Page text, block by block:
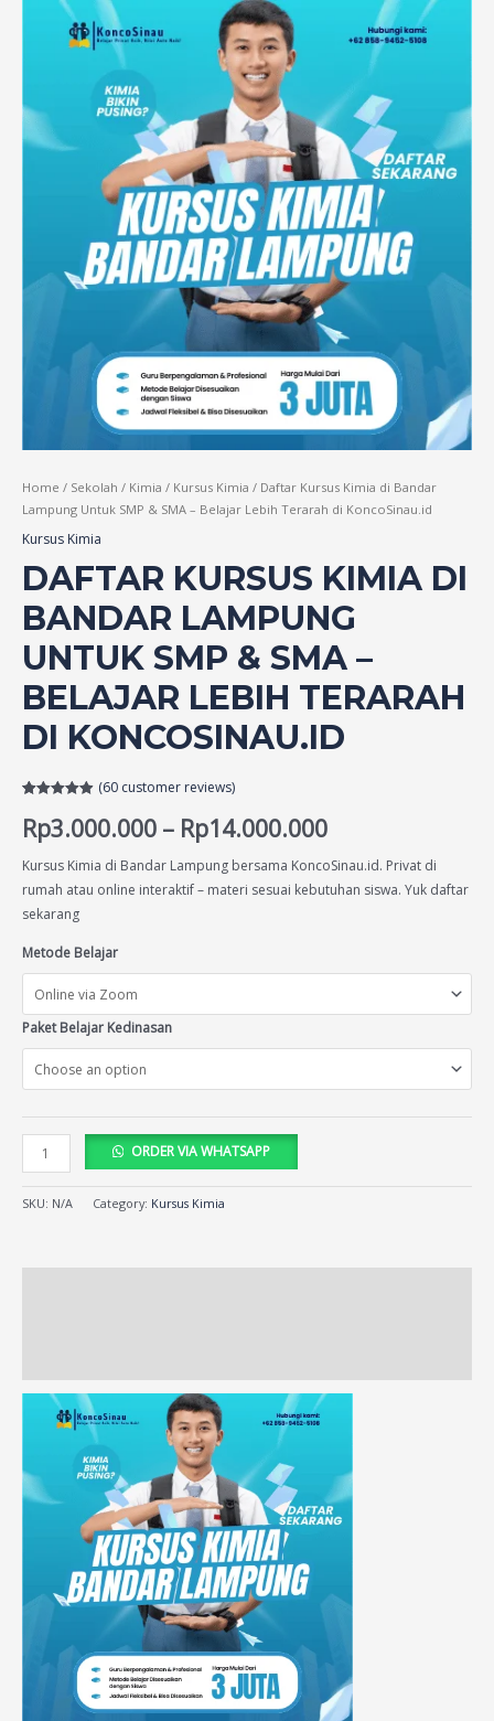
Home / Sekolah / Kimia / Kursus Kimia / Daftar Kursus Kimia di Bandar
Lampung Untuk SMP & SMA – Belajar Lebih Terarah di KoncoSinau.id
Kursus Kimia
DAFTAR KURSUS KIMIA DI
BANDAR LAMPUNG
UNTUK SMP & SMA –
BELAJAR LEBIH TERARAH
DI KONCOSINAU.ID
out of 5
based on
customer
ratings
(60customer reviews)
Rp3.000.000 – Rp14.000.000
Kursus Kimia di Bandar Lampung bersama KoncoSinau.id. Privat di
rumah atau online interaktif – materi sesuai kebutuhan siswa. Yuk daftar
sekarang
Metode Belajar
Paket Belajar Kedinasan
ORDER VIA WHATSAPP
SKU: N/A Category: Kursus Kimia